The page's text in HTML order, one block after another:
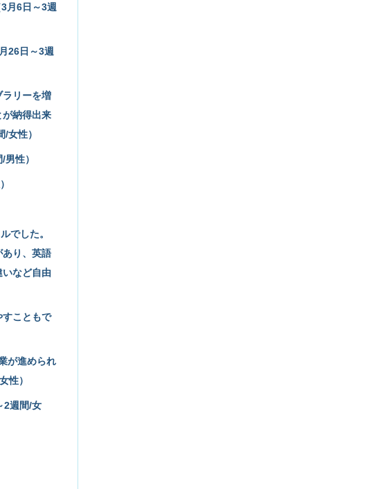
月6日～3週
26日～3週
ラリーを増
が納得出来
女性）
性）
でした。
あり、英語
いなど自由
すこともで
が進められ
性）
2週間/女